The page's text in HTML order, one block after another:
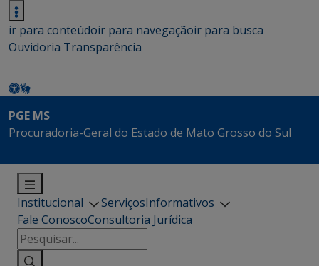
ir para conteúdoir para navegaçãoir para busca
Ouvidoria Transparência
PGE MS
Procuradoria-Geral do Estado de Mato Grosso do Sul
Institucional ServiçosInformativos
Fale ConoscoConsultoria Jurídica
Pesquisar
por: